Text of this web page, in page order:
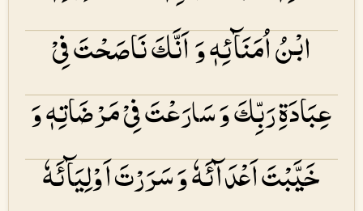
ابْنُ اُمَنَآئِهٖ وَ اَنَّكَ نَاصَحْتَ فِیْ
عِبَادَۃِ رَبِّكَ وَ سَارَعْتَ فِیْ مَرْضَاتِهٖ وَ
خَیَّبْتَ اَعْدَآئَهٗ وَ سَرَرْتَ اَوْلِیَآئَهٗ